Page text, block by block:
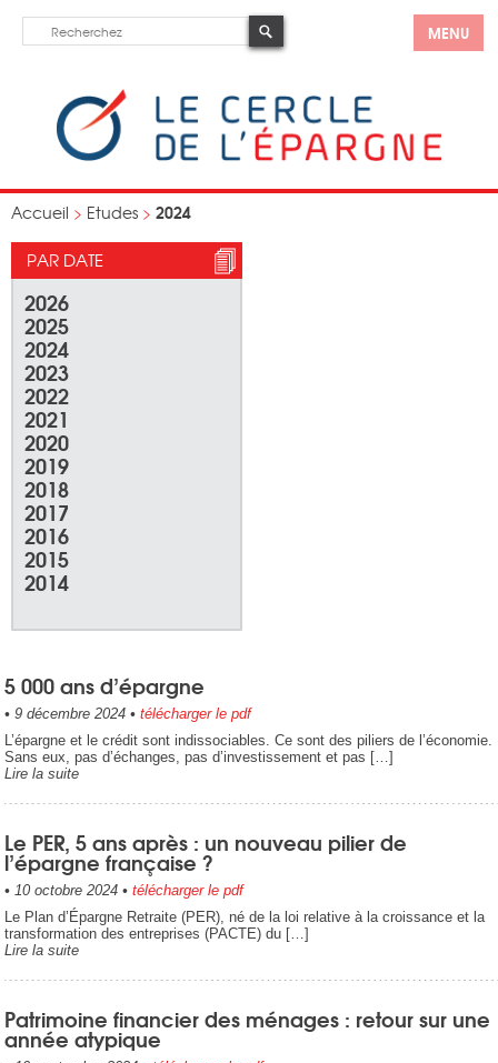
MENU
Accueil > Etudes > 2024
PAR DATE
2026
2025
2024
2023
2022
2021
2020
2019
2018
2017
2016
2015
2014
5 000 ans d’épargne
• 9 décembre 2024• télécharger le pdf
L’épargne et le crédit sont indissociables. Ce sont des piliers de l’économie.
Sans eux, pas d’échanges, pas d’investissement et pas […]
Lire la suite
Le PER, 5 ans après : un nouveau pilier de
l’épargne française ?
• 10 octobre 2024• télécharger le pdf
Le Plan d’Épargne Retraite (PER), né de la loi relative à la croissance et la
transformation des entreprises (PACTE) du […]
Lire la suite
Patrimoine financier des ménages : retour sur une
année atypique